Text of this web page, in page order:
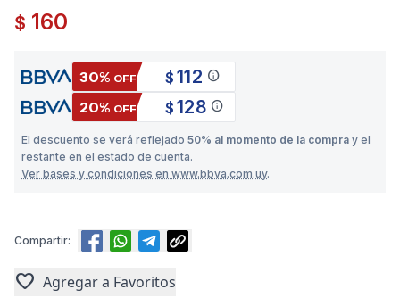
$ 160
30% OFF $ 112 info
20% OFF $ 128 info
El descuento se verá reflejado 50% al momento de la compra y el
restante en el estado de cuenta.
Ver bases y condiciones en www.bbva.com.uy.
Compartir:
favorite Agregar a Favoritos